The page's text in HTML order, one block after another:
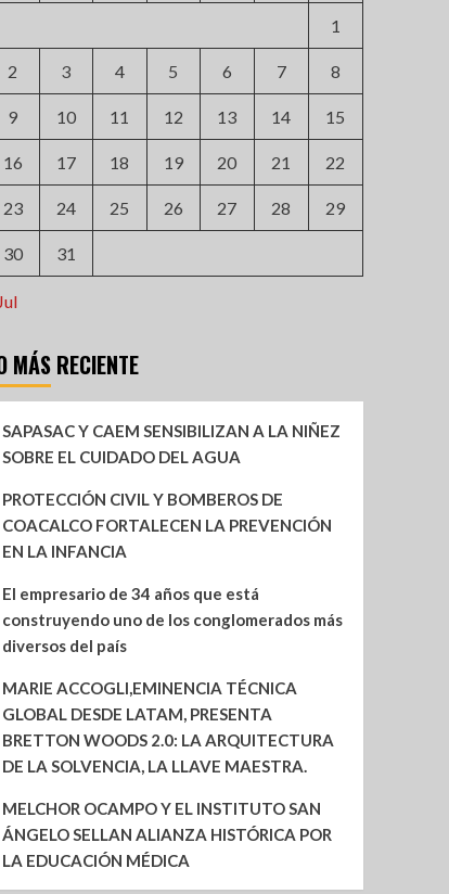
1
2 3 4 5 6 7 8
9 10 11 12 13 14 15
16 17 18 19 20 21 22
23 24 25 26 27 28 29
30 31
MÁS RECIENTE
SAPASAC Y CAEM SENSIBILIZAN A LA NIÑEZ
SOBRE EL CUIDADO DEL AGUA
PROTECCIÓN CIVIL Y BOMBEROS DE
COACALCO FORTALECEN LA PREVENCIÓN
EN LA INFANCIA
El empresario de 34 años que está
construyendo uno de los conglomerados más
diversos del país
MARIE ACCOGLI,EMINENCIA TÉCNICA
GLOBAL DESDE LATAM, PRESENTA
BRETTON WOODS 2.0: LA ARQUITECTURA
DE LA SOLVENCIA, LA LLAVE MAESTRA.
MELCHOR OCAMPO Y EL INSTITUTO SAN
ÁNGELO SELLAN ALIANZA HISTÓRICA POR
LA EDUCACIÓN MÉDICA